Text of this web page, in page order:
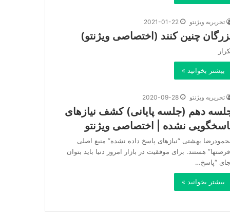
تحریریه ویژنتو 2021-01-22
چنین کنند (اختصاصی ویژنتو)
بیشتر بخوانید »
تحریریه ویژنتو 2020-09-28
دهم (جلسه پایانی) کشف نیازهای
نشده | اختصاصی ویژنتو
بهشتی “نیازهای پاسخ داده نشده” منبع اصلی
هستند. برای موفقیت در بازار امروز دنیا باید بتوان
“پاسخ…
بیشتر بخوانید »